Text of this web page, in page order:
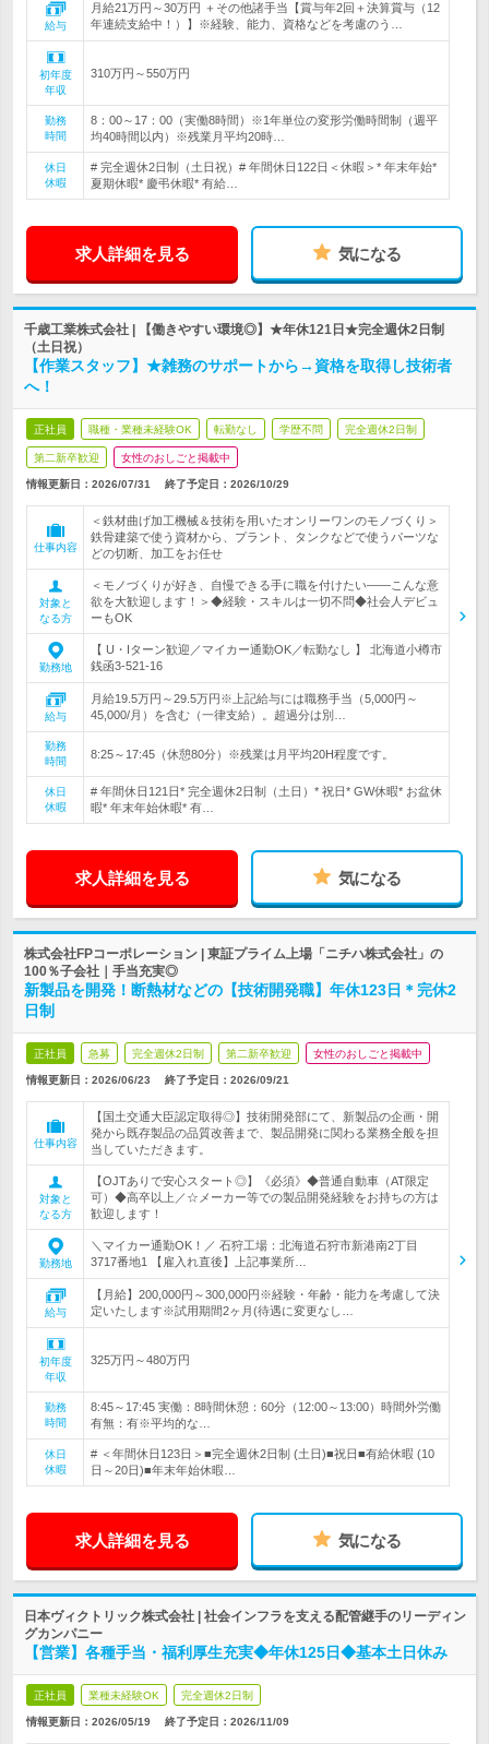
給与
月給21万円～30万円 ＋その他諸手当【賞与年2回＋決算賞与（12
年連続支給中！）】※経験、能力、資格などを考慮のう…
初年度
年収
310万円～550万円
勤務
時間
8：00～17：00（実働8時間）※1年単位の変形労働時間制（週平
均40時間以内）※残業月平均20時…
休日
休暇
# 完全週休2日制（土日祝）# 年間休日122日＜休暇＞* 年末年始*
夏期休暇* 慶弔休暇* 有給…
求人詳細を見る 気になる
千歳工業株式会社 | 【働きやすい環境◎】★年休121日★完全週休2日制
（土日祝）
【作業スタッフ】★雑務のサポートから→資格を取得し技術者
へ！
正社員 職種・業種未経験OK 転勤なし 学歴不問 完全週休2日制
第二新卒歓迎 女性のおしごと掲載中
情報更新日：2026/07/31 終了予定日： 2026/10/29
仕事内容
＜鉄材曲げ加工機械＆技術を用いたオンリーワンのモノづくり＞
鉄骨建築で使う資材から、プラント、タンクなどで使うパーツな
どの切断、加工をお任せ
対象と
なる方
＜モノづくりが好き、自慢できる手に職を付けたい――こんな意
欲を大歓迎します！＞◆経験・スキルは一切不問◆社会人デビュ
ーもOK
勤務地
【 U・Iターン歓迎／マイカー通勤OK／転勤なし 】 北海道小樽市
銭函3-521-16
給与
月給19.5万円～29.5万円※上記給与には職務手当（5,000円～
45,000/月）を含む（一律支給）。超過分は別…
勤務
時間
8:25～17:45（休憩80分）※残業は月平均20H程度です。
休日
休暇
# 年間休日121日* 完全週休2日制（土日）* 祝日* GW休暇* お盆休
暇* 年末年始休暇* 有…
求人詳細を見る 気になる
株式会社FPコーポレーション | 東証プライム上場「ニチハ株式会社」の
100％子会社｜手当充実◎
新製品を開発！断熱材などの【技術開発職】年休123日＊完休2
日制
正社員 急募 完全週休2日制 第二新卒歓迎 女性のおしごと掲載中
情報更新日：2026/06/23 終了予定日： 2026/09/21
仕事内容
【国土交通大臣認定取得◎】技術開発部にて、新製品の企画・開
発から既存製品の品質改善まで、製品開発に関わる業務全般を担
当していただきます。
対象と
なる方
【OJTありで安心スタート◎】《必須》◆普通自動車（AT限定
可）◆高卒以上／☆メーカー等での製品開発経験をお持ちの方は
歓迎します！
勤務地
＼マイカー通勤OK！／ 石狩工場：北海道石狩市新港南2丁目
3717番地1 【雇入れ直後】上記事業所…
給与
【月給】200,000円～300,000円※経験・年齢・能力を考慮して決
定いたします※試用期間2ヶ月(待遇に変更なし…
初年度
年収
325万円～480万円
勤務
時間
8:45～17:45 実働：8時間休憩：60分（12:00～13:00）時間外労働
有無：有※平均的な…
休日
休暇
# ＜年間休日123日＞■完全週休2日制 (土日)■祝日■有給休暇 (10
日～20日)■年末年始休暇…
求人詳細を見る 気になる
日本ヴィクトリック株式会社 | 社会インフラを支える配管継手のリーディン
グカンパニー
【営業】各種手当・福利厚生充実◆年休125日◆基本土日休み
正社員 業種未経験OK 完全週休2日制
情報更新日：2026/05/19 終了予定日： 2026/11/09